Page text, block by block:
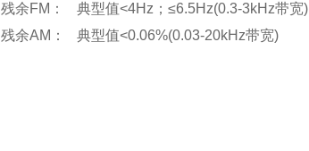
残余FM：
典型值<4Hz；≤6.5Hz(0.3-3kHz带宽)
残余AM：
典型值<0.06%(0.03-20kHz带宽)